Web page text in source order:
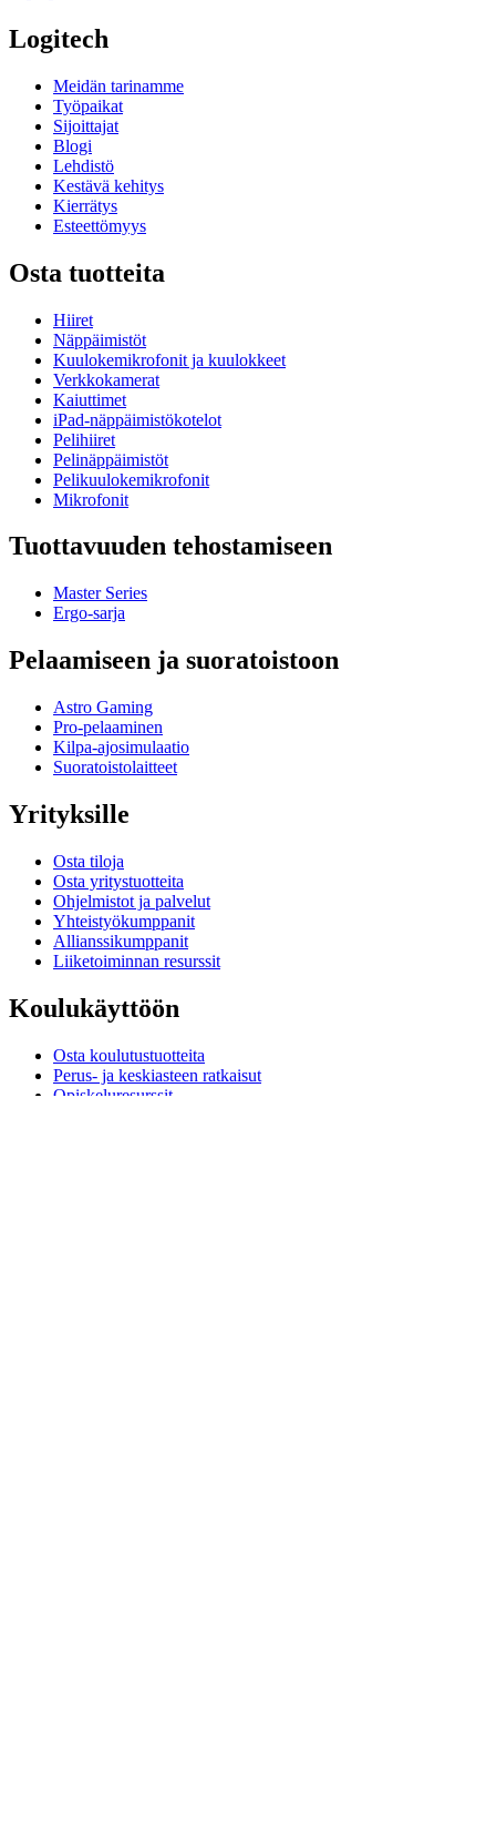
Logitech
Meidän tarinamme
Työpaikat
Sijoittajat
Blogi
Lehdistö
Kestävä kehitys
Kierrätys
Esteettömyys
Osta tuotteita
Hiiret
Näppäimistöt
Kuulokemikrofonit ja kuulokkeet
Verkkokamerat
Kaiuttimet
iPad-näppäimistökotelot
Pelihiiret
Pelinäppäimistöt
Pelikuulokemikrofonit
Mikrofonit
Tuottavuuden tehostamiseen
Master Series
Ergo-sarja
Pelaamiseen ja suoratoistoon
Astro Gaming
Pro-pelaaminen
Kilpa-ajosimulaatio
Suoratoistolaitteet
Yrityksille
Osta tiloja
Osta yritystuotteita
Ohjelmistot ja palvelut
Yhteistyökumppanit
Allianssikumppanit
Liiketoiminnan resurssit
Koulukäyttöön
Osta koulutustuotteita
Perus- ja keskiasteen ratkaisut
Opiskeluresurssit